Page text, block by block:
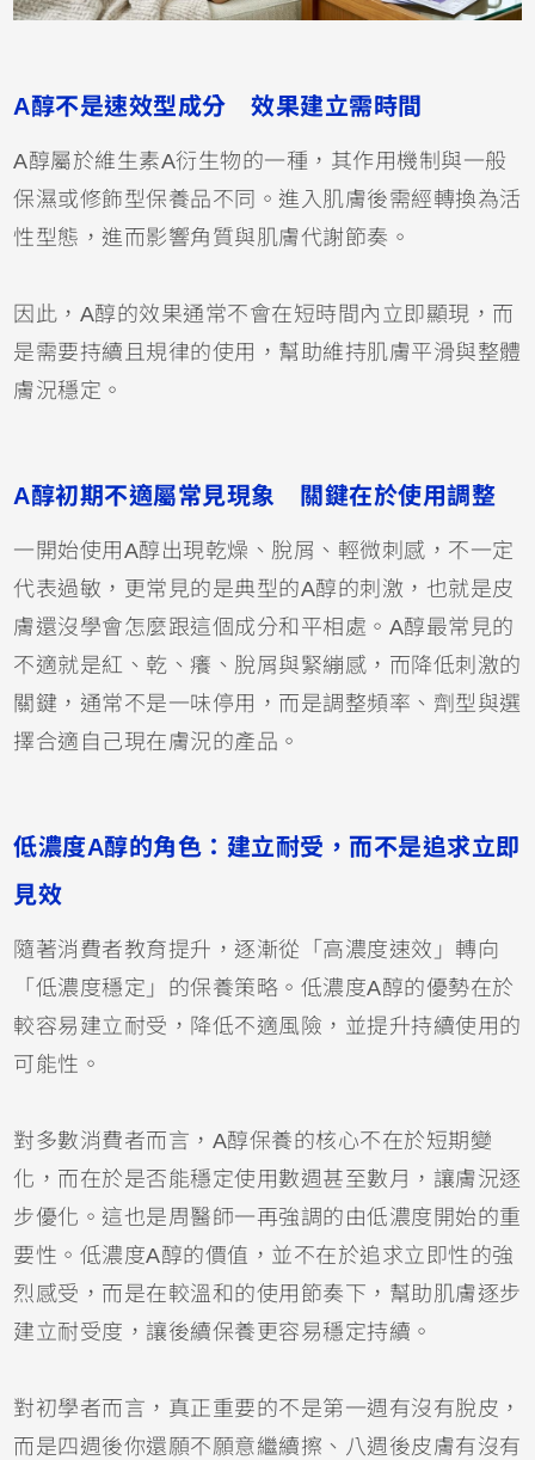
A醇不是速效型成分 效果建立需時間
A醇屬於維生素A衍生物的一種，其作用機制與一般
保濕或修飾型保養品不同。進入肌膚後需經轉換為活
性型態，進而影響角質與肌膚代謝節奏。
因此，A醇的效果通常不會在短時間內立即顯現，而
是需要持續且規律的使用，幫助維持肌膚平滑與整體
膚況穩定。
A醇初期不適屬常見現象 關鍵在於使用調整
一開始使用A醇出現乾燥、脫屑、輕微刺感，不一定
代表過敏，更常見的是典型的A醇的刺激，也就是皮
膚還沒學會怎麼跟這個成分和平相處。A醇最常見的
不適就是紅、乾、癢、脫屑與緊繃感，而降低刺激的
關鍵，通常不是一味停用，而是調整頻率、劑型與選
擇合適自己現在膚況的產品。
低濃度A醇的角色：建立耐受，而不是追求立即
見效
隨著消費者教育提升，逐漸從「高濃度速效」轉向
「低濃度穩定」的保養策略。低濃度A醇的優勢在於
較容易建立耐受，降低不適風險，並提升持續使用的
可能性。
對多數消費者而言，A醇保養的核心不在於短期變
化，而在於是否能穩定使用數週甚至數月，讓膚況逐
步優化。這也是周醫師一再強調的由低濃度開始的重
要性。低濃度A醇的價值，並不在於追求立即性的強
烈感受，而是在較溫和的使用節奏下，幫助肌膚逐步
建立耐受度，讓後續保養更容易穩定持續。
對初學者而言，真正重要的不是第一週有沒有脫皮，
而是四週後你還願不願意繼續擦、八週後皮膚有沒有